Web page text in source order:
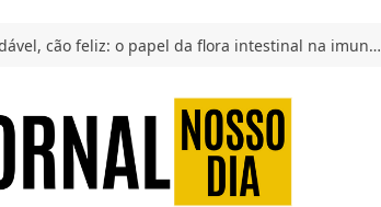
Intestino saudável, cão feliz: o papel da flora intestinal na imunidade canina